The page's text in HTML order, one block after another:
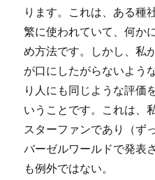
ります。これは、ある種
繁に使われていて、何か
め方法です。しかし、私
が口にしたがらないよう
り人にも同じような評価
いうことです。これは、
スターファンであり（ず
バーゼルワールドで発表
も例外ではない。